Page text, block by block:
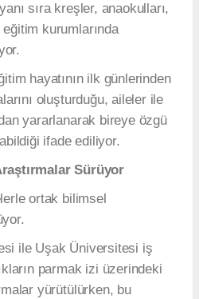
sıra kreşler, anaokulları,
kurumlarında
hayatının ilk günlerinden
oluşturduğu, aileler ile
yararlanarak bireye özgü
ifade ediliyor.
Sürüyor
ortak bilimsel
ile Uşak Üniversitesi iş
parmak izi üzerindeki
yürütülürken, bu